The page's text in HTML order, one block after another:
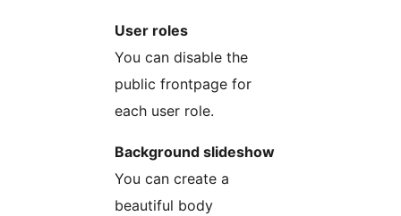
User roles
You can disable the
public frontpage for
each user role.
Background slideshow
You can create a
beautiful body